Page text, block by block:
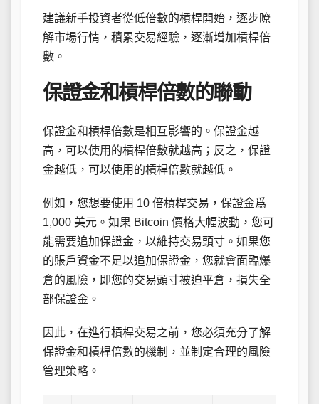
建議新手投資者從低倍數的槓桿開始，逐步瞭
解市場行情，積累交易經驗，逐漸增加槓桿倍
數。
保證金和槓桿倍數的聯動
保證金和槓桿倍數是相互影響的。保證金越
高，可以使用的槓桿倍數就越高；反之，保證
金越低，可以使用的槓桿倍數就越低。
例如，您想要使用 10 倍槓桿交易，保證金爲
1,000 美元。如果 Bitcoin 價格大幅波動，您可
能需要追加保證金，以維持交易頭寸。如果您
的賬戶資金不足以追加保證金，您就會面臨爆
倉的風險，即您的交易頭寸被迫平倉，損失全
部保證金。
因此，在進行槓桿交易之前，您必須充分了解
保證金和槓桿倍數的機制，並制定合理的風險
管理策略。